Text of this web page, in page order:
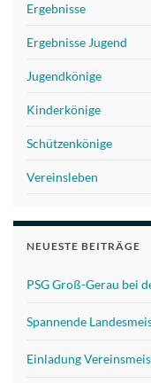
Ergebnisse
Ergebnisse Jugend
Jugendkönige
Kinderkönige
Schützenkönige
Vereinsleben
NEUESTE BEITRÄGE
PSG Groß-Gerau bei
Spannende
Einladung